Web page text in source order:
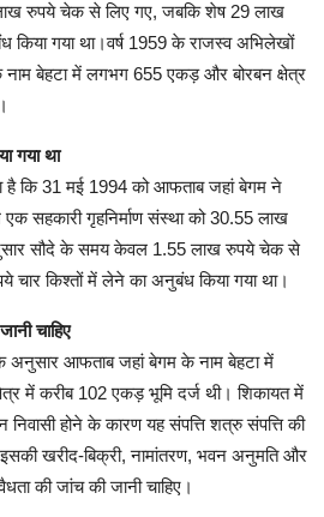
रुपये चेक से लिए गए, जबकि शेष 29 लाख
किया गया था।वर्ष 1959 के राजस्व अभिलेखों
बेहटा में लगभग 655 एकड़ और बोरबन क्षेत्र
गया था
है कि 31 मई 1994 को आफताब जहां बेगम ने
सहकारी गृहनिर्माण संस्था को 30.55 लाख
सौदे के समय केवल 1.55 लाख रुपये चेक से
किश्तों में लेने का अनुबंध किया गया था।
चाहिए
अनुसार आफताब जहां बेगम के नाम बेहटा में
में करीब 102 एकड़ भूमि दर्ज थी। शिकायत में
निवासी होने के कारण यह संपत्ति शत्रु संपत्ति की
खरीद-बिक्री, नामांतरण, भवन अनुमति और
की जांच की जानी चाहिए।